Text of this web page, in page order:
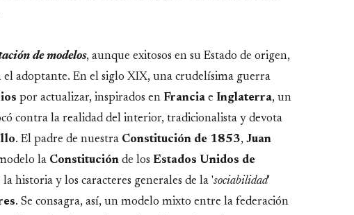
de modelos, aunque exitosos en su Estado de origen,
adoptante. En el siglo XIX, una crudelísima guerra
por actualizar, inspirados en Francia e Inglaterra, un
contra la realidad del interior, tradicionalista y devota
. El padre de nuestra Constitución de 1853, Juan
la Constitución de los Estados Unidos de
historia y los caracteres generales de la 'sociabilidad'
. Se consagra, así, un modelo mixto entre la federación